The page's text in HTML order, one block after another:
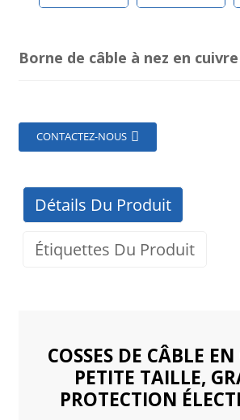
Borne de câble à nez en cuivre
CONTACTEZ-NOUS
Détails Du Produit
Étiquettes Du Produit
COSSES DE CÂBLE
PETITE TAILLE,
PROTECTION